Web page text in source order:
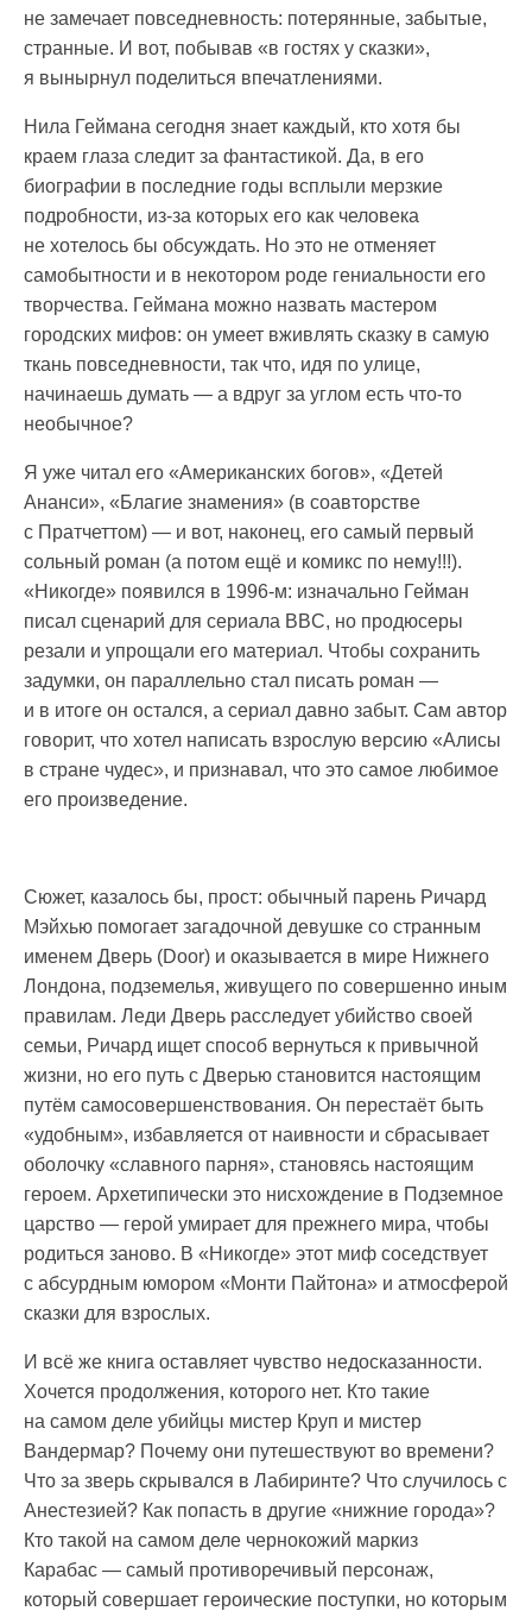
не замечает повседневность: потерянные, забытые,
странные. И вот, побывав «в гостях у сказки»,
я вынырнул поделиться впечатлениями.
Нила Геймана сегодня знает каждый, кто хотя бы
краем глаза следит за фантастикой. Да, в его
биографии в последние годы всплыли мерзкие
подробности, из-за которых его как человека
не хотелось бы обсуждать. Но это не отменяет
самобытности и в некотором роде гениальности его
творчества. Геймана можно назвать мастером
городских мифов: он умеет вживлять сказку в самую
ткань повседневности, так что, идя по улице,
начинаешь думать — а вдруг за углом есть что-то
необычное?
Я уже читал его «Американских богов», «Детей
Ананси», «Благие знамения» (в соавторстве
с Пратчеттом) — и вот, наконец, его самый первый
сольный роман (а потом ещё и комикс по нему!!!).
«Никогде» появился в 1996-м: изначально Гейман
писал сценарий для сериала BBC, но продюсеры
резали и упрощали его материал. Чтобы сохранить
задумки, он параллельно стал писать роман —
и в итоге он остался, а сериал давно забыт. Сам автор
говорит, что хотел написать взрослую версию «Алисы
в стране чудес», и признавал, что это самое любимое
его произведение.
Сюжет, казалось бы, прост: обычный парень Ричард
Мэйхью помогает загадочной девушке со странным
именем Дверь (Door) и оказывается в мире Нижнего
Лондона, подземелья, живущего по совершенно иным
правилам. Леди Дверь расследует убийство своей
семьи, Ричард ищет способ вернуться к привычной
жизни, но его путь с Дверью становится настоящим
путём самосовершенствования. Он перестаёт быть
«удобным», избавляется от наивности и сбрасывает
оболочку «славного парня», становясь настоящим
героем. Архетипически это нисхождение в Подземное
царство — герой умирает для прежнего мира, чтобы
родиться заново. В «Никогде» этот миф соседствует
с абсурдным юмором «Монти Пайтона» и атмосферой
сказки для взрослых.
И всё же книга оставляет чувство недосказанности.
Хочется продолжения, которого нет. Кто такие
на самом деле убийцы мистер Круп и мистер
Вандермар? Почему они путешествуют во времени?
Что за зверь скрывался в Лабиринте? Что случилось с
Анестезией? Как попасть в другие «нижние города»?
Кто такой на самом деле чернокожий маркиз
Карабас — самый противоречивый персонаж,
который совершает героические поступки, но которым